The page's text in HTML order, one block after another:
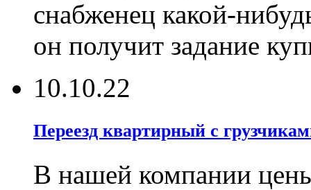
снабженец какой-
он получит задание
10.10.22
Переезд квартирный с
В нашей компании